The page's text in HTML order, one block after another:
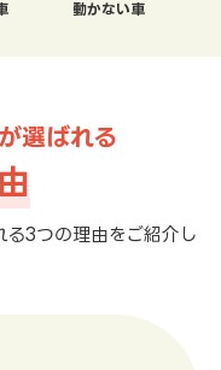
動かない車
選ばれる
る3つの理由をご紹介し